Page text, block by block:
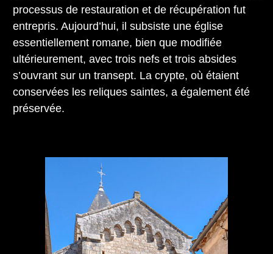
processus de restauration et de récupération fut
entrepris. Aujourd’hui, il subsiste une église
essentiellement romane, bien que modifiée
ultérieurement, avec trois nefs et trois absides
s’ouvrant sur un transept. La crypte, où étaient
conservées les reliques saintes, a également été
préservée.